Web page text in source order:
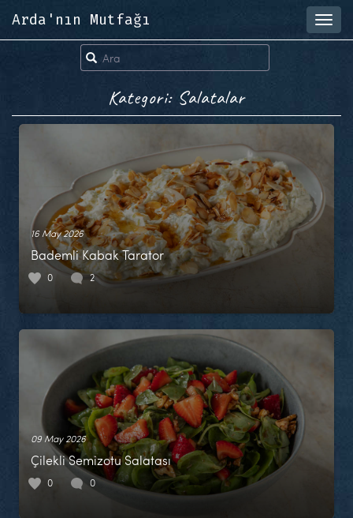
Arda'nın Mutfağı
Kategori: Salatalar
16 May 2026
Bademli Kabak Tarator
0 2
09 May 2026
Çilekli Semizotu Salatası
0 0